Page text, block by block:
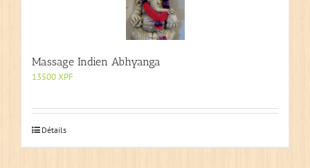
Massage Indien Abhyanga
13500XPF
Détails